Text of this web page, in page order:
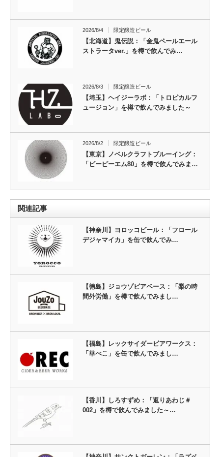
2026/8/4 限定醸造ビール
【北海道】鬼伝説：「金鬼ペールエール
ストラータver.」を樽で飲んでみ…
2026/8/3 限定醸造ビール
【埼玉】ヘイジーラボ：「トロピカルフ
ュージョン」を樽で飲んでみました～
2026/8/2 限定醸造ビール
【東京】ノベルクラフトブルーイング：
「ビーピーエム80」を樽で飲んでみま…
関連記事
【神奈川】ヨロッコビール：「フロール
デジャマイカ」を缶で飲んでみ…
【徳島】ジョウゾビアベース：「梨の時
間外労働」を樽で飲んでみまし…
【福島】レックサイダービアワークス：
「華べこ」を缶で飲んでみまし…
【香川】しろすずめ：「返りあわじ＃
002」を樽で飲んでみました～…